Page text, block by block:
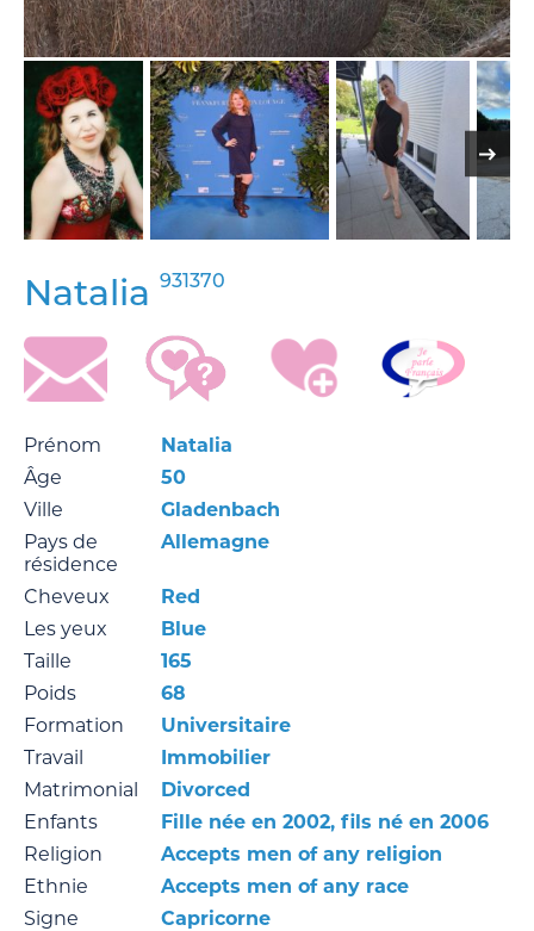
Natalia 931370
Prénom
Natalia
Âge
50
Ville
Gladenbach
Pays de
résidence
Allemagne
Cheveux
Red
Les yeux
Blue
Taille
165
Poids
68
Formation
Universitaire
Travail
Immobilier
Matrimonial
Divorced
Enfants
Fille née en 2002, fils né en 2006
Religion
Accepts men of any religion
Ethnie
Accepts men of any race
Signe
Capricorne